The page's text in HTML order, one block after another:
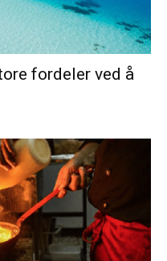
fordeler ved å